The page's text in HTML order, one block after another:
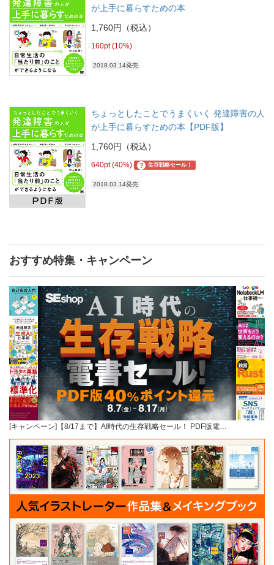
が上手に暮らすための本
1,760円（税込）
160pt (10%)
2018.03.14発売
ちょっとしたことでうまくいく 発達障害の人
が上手に暮らすための本【PDF版】
1,760円（税込）
640pt (40%) ? 生存戦略セール！
2018.03.14発売
おすすめ特集・キャンペーン
[キャンペーン]【8/17まで】AI時代の生存戦略セール！ PDF版電…